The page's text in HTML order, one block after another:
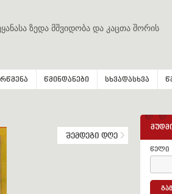
ზედა მშვიდობა და კაცთა შორის
რწმენა წმინდანები სხვადასხვა
შემდეგი დღე
წელი